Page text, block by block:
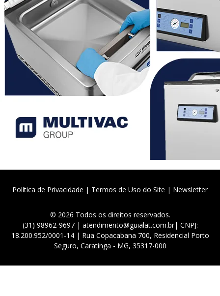
Política de Privacidade | Termos de Uso do Site | Newsletter
© 2026 Todos os direitos reservados.
(31) 98962-9697 | atendimento@guialat.com.br| CNPJ:
18.200.952/0001-14 | Rua Copacabana 700, Residencial Porto
Seguro, Caratinga - MG, 35317-000